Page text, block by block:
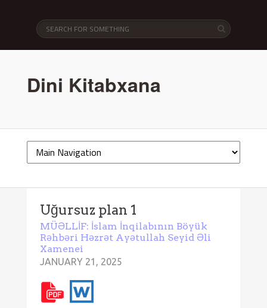
Dini Kitabxana
Uğursuz plan 1
MÜƏLLİF: İslam İnqilabının Böyük
Rəhbəri Həzrət Ayətullah Seyid Əli
Xamenei
JANUARY 21, 2025